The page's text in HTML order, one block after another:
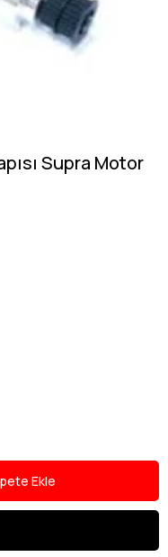
Supra Motor